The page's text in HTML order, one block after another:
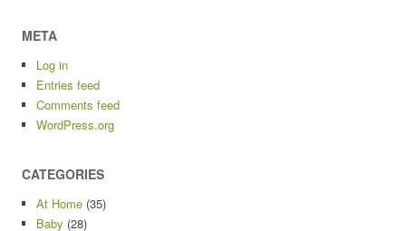
META
Log in
Entries feed
Comments feed
WordPress.org
CATEGORIES
At Home (35)
Baby (28)